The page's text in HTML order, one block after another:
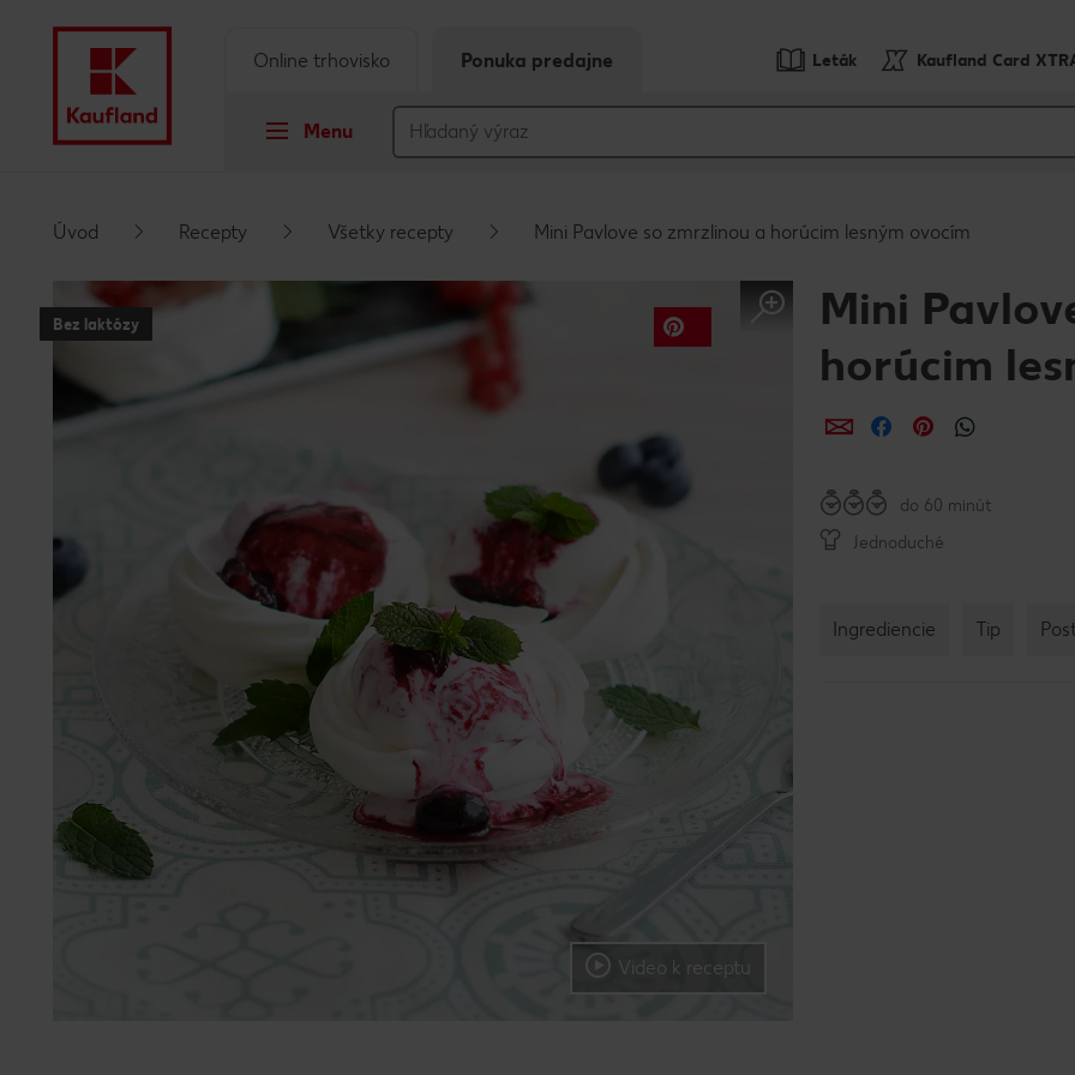
Päta
Vyskakovací bočný panel
Leták Kaufland Card
Menu
Online trhovisko Ponuka predajne
Úvod Recepty Všetky recepty Mini Pavlove so zmrzlinou a horúcim lesným ovocím
Bez laktózy
Video k receptu
Mini
horúcim
ZdieľaťZdieľaťZdieľať
do 60 minút
Jednoduché
Ingrediencie Tip